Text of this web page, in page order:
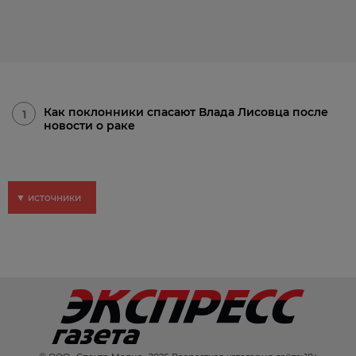
1
Как поклонники спасают Влада Лисовца после
новости о раке
▼ источники